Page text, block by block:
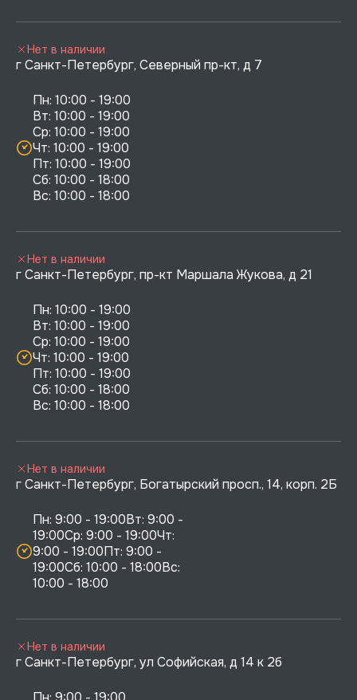
г Санкт-Петербург, Северный пр-кт, д 7
Пн: 10:00 - 19:00
Вт: 10:00 - 19:00
Ср: 10:00 - 19:00
Чт: 10:00 - 19:00
Пт: 10:00 - 19:00
Сб: 10:00 - 18:00
Нет в наличии
г Санкт-Петербург, пр-кт Маршала Жукова, д 21
Пн: 10:00 - 19:00
Вт: 10:00 - 19:00
Ср: 10:00 - 19:00
Чт: 10:00 - 19:00
Пт: 10:00 - 19:00
Сб: 10:00 - 18:00
Нет в наличии
г Санкт-Петербург, Богатырский просп., 14, корп. 2Б
Пн: 9:00 - 19:00Вт: 9:00 -
19:00Ср: 9:00 - 19:00Чт:
9:00 - 19:00Пт: 9:00 -
19:00Сб: 10:00 - 18:00Вс:
10:00 - 18:00
Нет в наличии
г Санкт-Петербург, ул Софийская, д 14 к 2б
Нет в наличии